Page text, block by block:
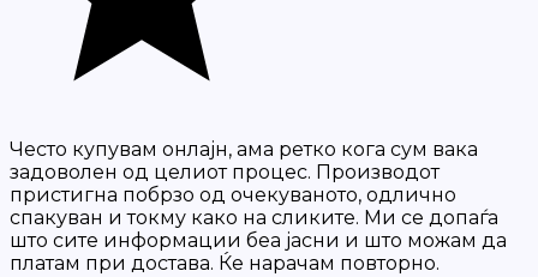
Често купувам онлајн, ама ретко кога сум вака
задоволен од целиот процес. Производот
пристигна побрзо од очекуваното, одлично
спакуван и токму како на сликите. Ми се допаѓа
што сите информации беа јасни и што можам да
платам при достава. Ќе нарачам повторно.